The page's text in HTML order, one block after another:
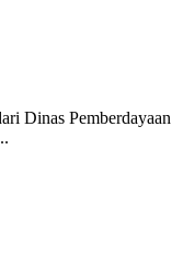
Dinas Pemberdayaan